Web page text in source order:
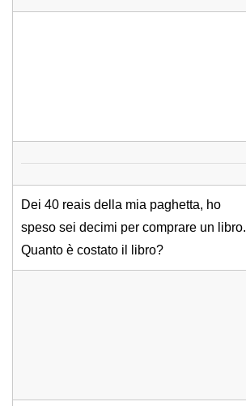
Dei 40 reais della mia paghetta, ho
speso sei decimi per comprare un libro.
Quanto è costato il libro?